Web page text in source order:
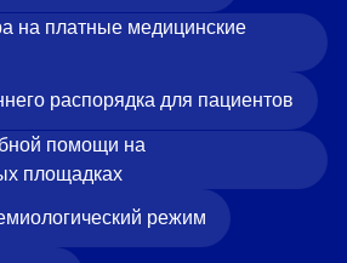
на платные медицинские
распорядка для пациентов
помощи на
площадках
режим